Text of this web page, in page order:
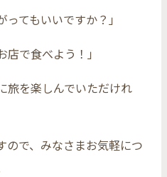
ってもいいですか？」
店で食べよう！」
旅を楽しんでいただけれ
ので、みなさまお気軽につ